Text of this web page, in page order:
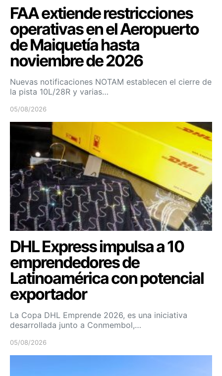
FAA extiende restricciones
operativas en el Aeropuerto
de Maiquetía hasta
noviembre de 2026
Nuevas notificaciones NOTAM establecen el cierre de
la pista 10L/28R y varias…
05/08/2026
DHL Express impulsa a 10
emprendedores de
Latinoamérica con potencial
exportador
La Copa DHL Emprende 2026, es una iniciativa
desarrollada junto a Conmembol,…
05/08/2026